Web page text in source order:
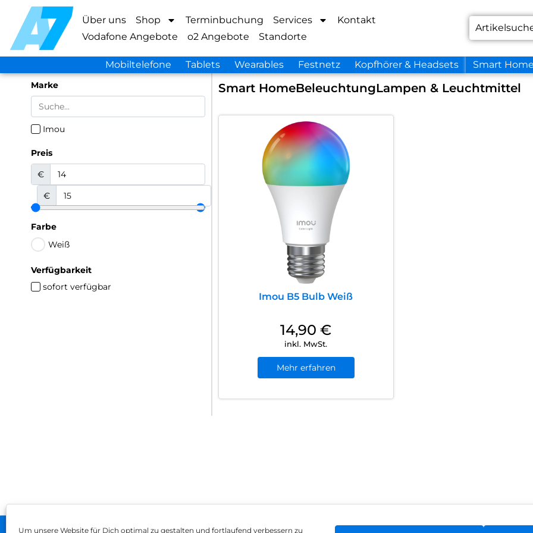
Um unsere Website für Dich optimal zu gestalten und fortlaufend verbessern zu
Über uns Shop Terminbuchung Services
Kontakt
Vodafone Angebote
o2 Angebote Standorte
Mobiltelefone Tablets Wearables Festnetz Kopfhörer & Headsets Smart Home
Marke
Imou
Preis
€
€
Farbe
Weiß
Verfügbarkeit
sofort verfügbar
Smart HomeBeleuchtungLampen & Leuchtmittel
Imou B5 Bulb Weiß
14,90€
inkl. MwSt.
Mehr erfahren